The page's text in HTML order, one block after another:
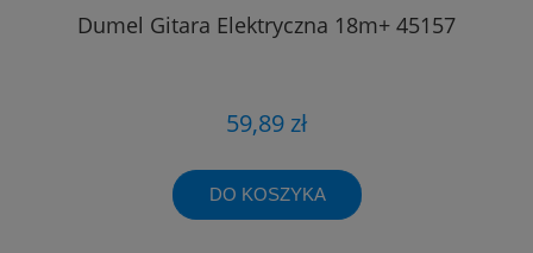
Dumel Gitara Elektryczna 18m+ 45157
59,89 zł
DO KOSZYKA